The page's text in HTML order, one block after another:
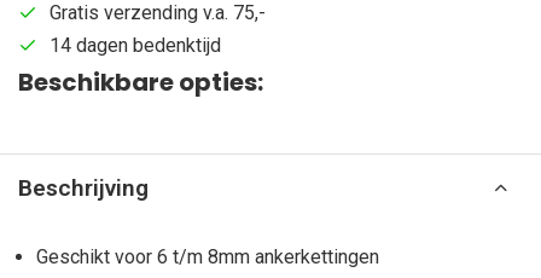
Gratis verzending v.a. 75,-
14 dagen bedenktijd
Beschikbare opties:
Beschrijving
Geschikt voor 6 t/m 8mm ankerkettingen